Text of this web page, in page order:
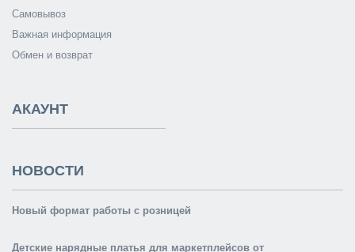
Самовывоз
Важная информация
Обмен и возврат
АКАУНТ
НОВОСТИ
Новый формат работы с розницей
Детские нарядные платья для маркетплейсов от